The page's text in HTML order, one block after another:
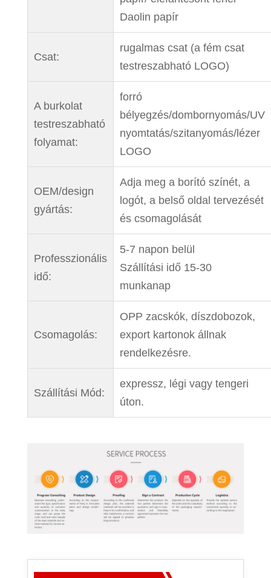
Daolin papír
Csat:
rugalmas csat (a fém csat
testreszabható LOGO)
A burkolat
testreszabható
folyamat:
forró
bélyegzés/dombornyomás/UV
nyomtatás/szitanyomás/lézer
LOGO
OEM/design
gyártás:
Adja meg a borító színét, a
logót, a belső oldal tervezését
és csomagolását
Professzionális
idő:
5-7 napon belül
Szállítási idő 15-30
munkanap
Csomagolás:
OPP zacskók, díszdobozok,
export kartonok állnak
rendelkezésre.
Szállítási Mód:
expressz, légi vagy tengeri
úton.